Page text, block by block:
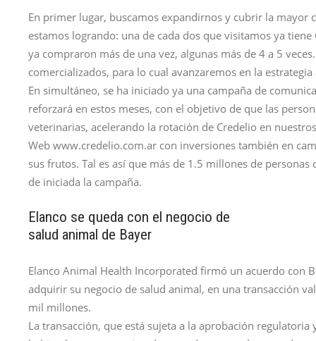
En primer lugar, buscamos expandirnos y cubrir la mayor
estamos logrando: una de cada dos que visitamos ya
ya compraron más de una vez, algunas más de 4 a 5
comercializados, para lo cual avanzaremos en la
En simultáneo, se ha iniciado ya una campaña de
reforzará en estos meses, con el objetivo de que las
veterinarias, acelerando la rotación de Credelio en
Web www.credelio.com.ar con inversiones también en
sus frutos. Tal es así que más de 1.5 millones de
de iniciada la campaña.
Elanco se queda con el negocio de
salud animal de Bayer
Elanco Animal Health Incorporated firmó un acuerdo con
adquirir su negocio de salud animal, en una transacción
mil millones.
La transacción, que está sujeta a la aprobación regulatoria